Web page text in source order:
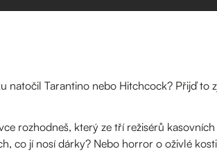
natočil Tarantino nebo Hitchcock? Přijď to
rozhodneš, který ze tří režisérů
co jí nosí dárky? Nebo horror o oživlé